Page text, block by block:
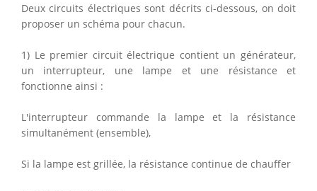
Deux circuits électriques sont décrits ci-dessous, on doit
proposer un schéma pour chacun.
1) Le premier circuit électrique contient un générateur,
un interrupteur, une lampe et une résistance et
fonctionne ainsi :
L'interrupteur commande la lampe et la résistance
simultanément (ensemble),
Si la lampe est grillée, la résistance continue de chauffer